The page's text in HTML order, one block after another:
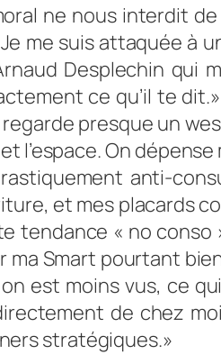
ne nous interdit
me suis attaquée à
Desplechin qui
ce qu’il te dit.»
presque un
On
anti-
et mes placards
tendance « no
Smart pourtant
est moins vus, ce
de chez
stratégiques.»